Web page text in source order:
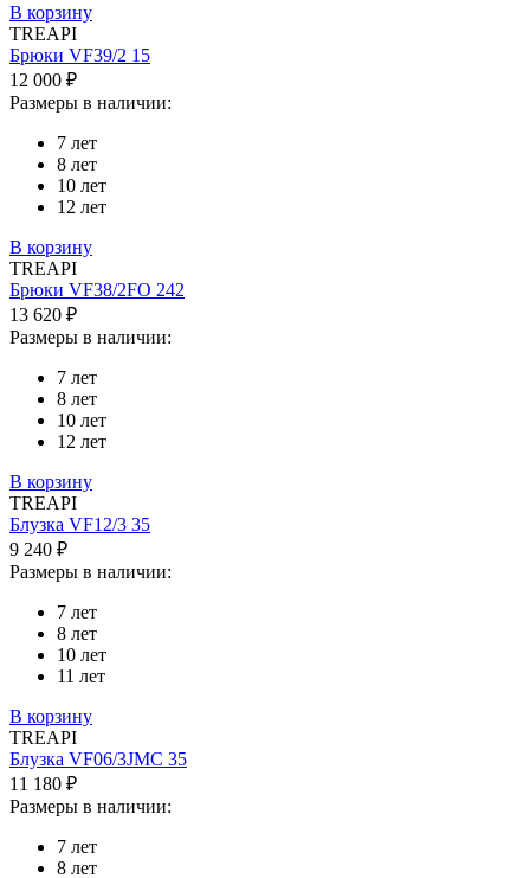
В корзину
TREAPI
Брюки VF39/2 15
12 000 ₽
Размеры в наличии:
7 лет
8 лет
10 лет
12 лет
В корзину
TREAPI
Брюки VF38/2FO 242
13 620 ₽
Размеры в наличии:
7 лет
8 лет
10 лет
12 лет
В корзину
TREAPI
Блузка VF12/3 35
9 240 ₽
Размеры в наличии:
7 лет
8 лет
10 лет
11 лет
В корзину
TREAPI
Блузка VF06/3JMC 35
11 180 ₽
Размеры в наличии:
7 лет
8 лет